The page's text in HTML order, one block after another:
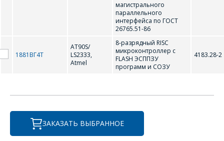
магистрального
параллельного
интерфейса по ГОСТ
26765.51-86
1881ВГ4Т
AT90S/
LS2333,
Atmel
8-разрядный RISC
микроконтроллер с
FLASH ЭСППЗУ
программ и СОЗУ
4183.28-2
ЗАКАЗАТЬ ВЫБРАННОЕ
- обязательные
поля